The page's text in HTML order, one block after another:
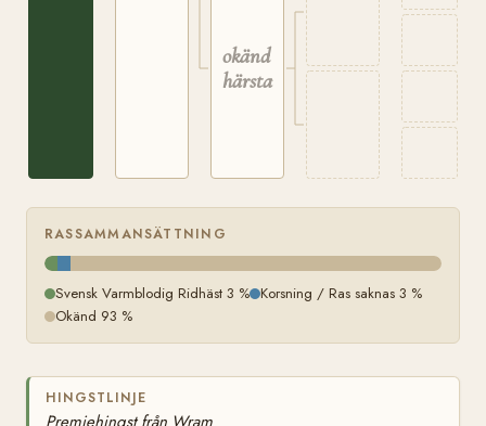
okänd
härstamning
RASSAMMANSÄTTNING
Svensk Varmblodig Ridhäst 3 % Korsning / Ras saknas 3 %
Okänd 93 %
HINGSTLINJE